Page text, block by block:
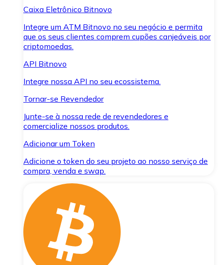
Caixa Eletrônico Bitnovo
Integre um ATM Bitnovo no seu negócio e permita
que os seus clientes comprem cupões canjeáveis por
criptomoedas.
API Bitnovo
Integre nossa API no seu ecossistema.
Tornar-se Revendedor
Junte-se à nossa rede de revendedores e
comercialize nossos produtos.
Adicionar um Token
Adicione o token do seu projeto ao nosso serviço de
compra, venda e swap.